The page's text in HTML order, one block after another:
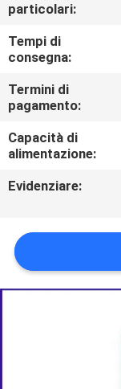
NOTIZIE
RICHIEDA
UNA
CITAZIONE
DEL
POLITICA
particolari:
Tempi di
consegna:
Termini di
pagamento:
Capacità di
alimentazione:
Evidenziare: